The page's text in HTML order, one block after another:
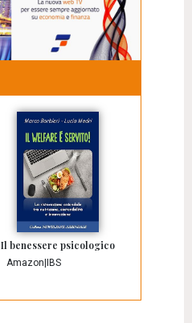
Il benessere psicologico
Amazon IBS